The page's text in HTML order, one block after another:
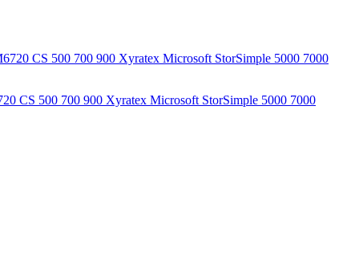
CS 500 700 900 Xyratex Microsoft StorSimple 5000 7000